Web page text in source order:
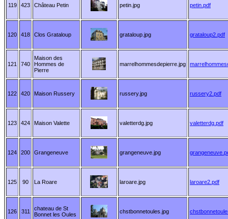
119 423 Château Petin petin.jpg petin.pdf
120 418 Clos Grataloup grataloup.jpg grataloup2.pdf
121 740
Maison des
Hommes de
Pierre
marrelhommesdepierre.jpg
122 420 Maison Russery russery.jpg russery2.pdf
123 424 Maison Valette valetterdg.jpg valetterdg.pdf
124 200 Grangeneuve grangeneuve.jpg
125 90 La Roare laroare.jpg laroare2.pdf
126 311
chateau de St
Bonnet les Oules
chstbonnetoules.jpg